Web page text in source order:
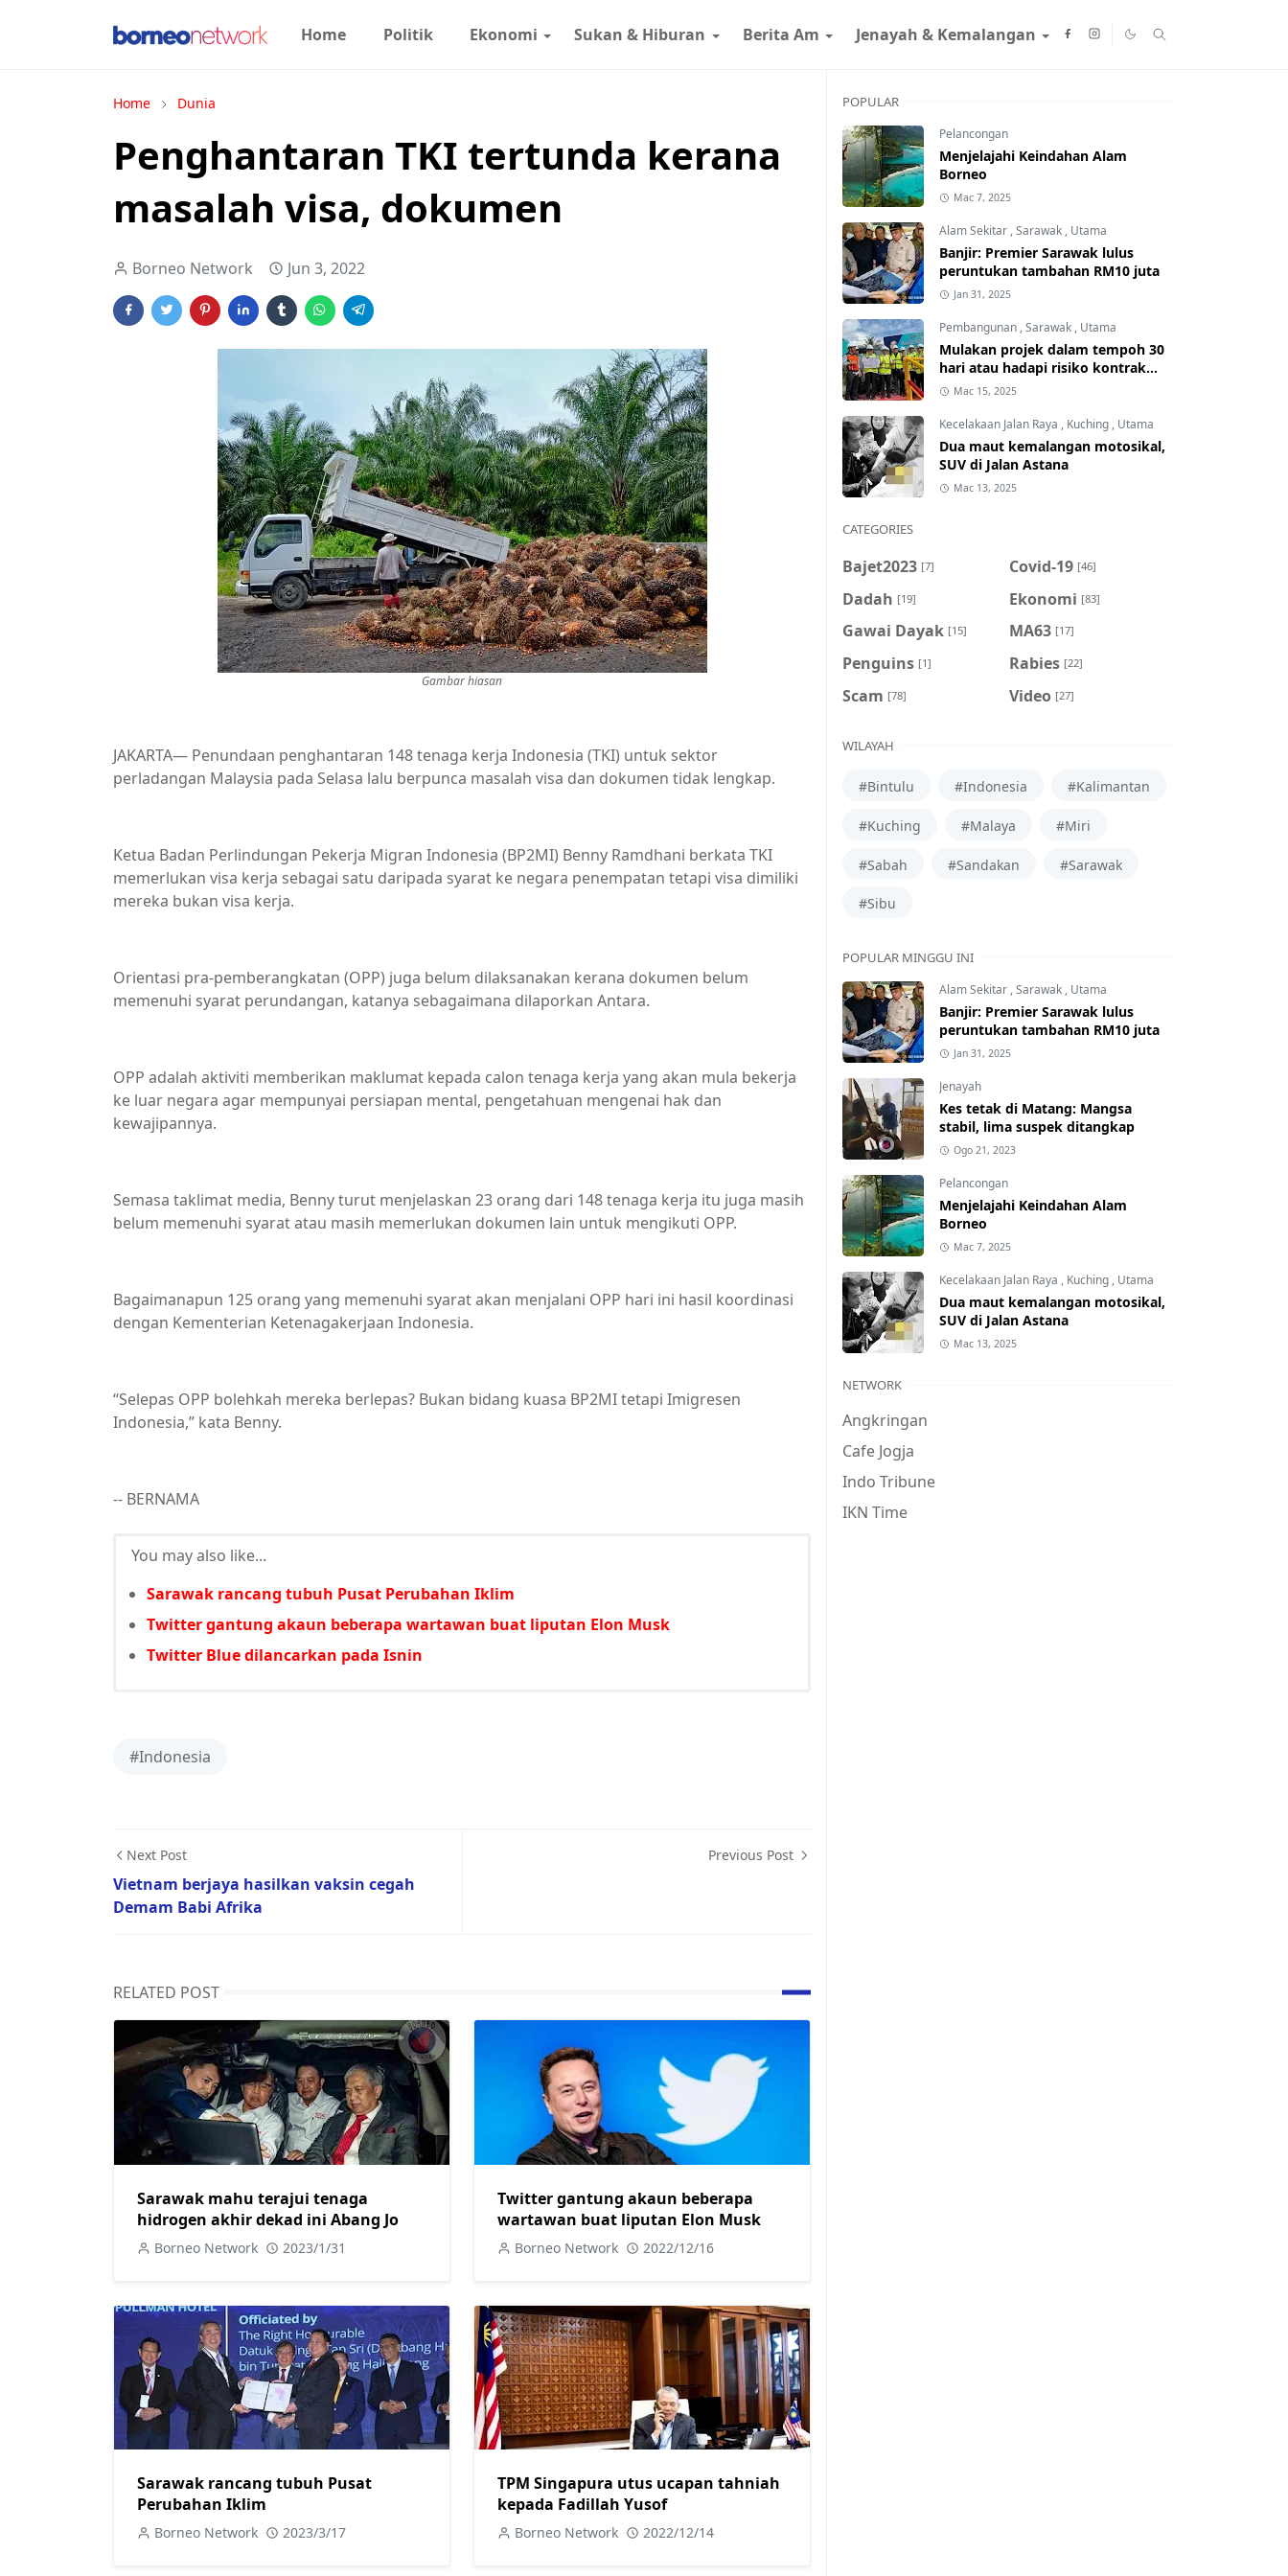
Home Politik Ekonomi Sukan & Hiburan Berita Am Jenayah & Kemalangan
Home Dunia
Penghantaran TKI tertunda kerana
masalah visa, dokumen
Borneo Network Jun 3, 2022
Gambar hiasan
JAKARTA— Penundaan penghantaran 148 tenaga kerja Indonesia (TKI) untuk sektor
perladangan Malaysia pada Selasa lalu berpunca masalah visa dan dokumen tidak lengkap.
Ketua Badan Perlindungan Pekerja Migran Indonesia (BP2MI) Benny Ramdhani berkata TKI
memerlukan visa kerja sebagai satu daripada syarat ke negara penempatan tetapi visa dimiliki
mereka bukan visa kerja.
Orientasi pra-pemberangkatan (OPP) juga belum dilaksanakan kerana dokumen belum
memenuhi syarat perundangan, katanya sebagaimana dilaporkan Antara.
OPP adalah aktiviti memberikan maklumat kepada calon tenaga kerja yang akan mula bekerja
ke luar negara agar mempunyai persiapan mental, pengetahuan mengenai hak dan
kewajipannya.
Semasa taklimat media, Benny turut menjelaskan 23 orang dari 148 tenaga kerja itu juga masih
belum memenuhi syarat atau masih memerlukan dokumen lain untuk mengikuti OPP.
Bagaimanapun 125 orang yang memenuhi syarat akan menjalani OPP hari ini hasil koordinasi
dengan Kementerian Ketenagakerjaan Indonesia.
“Selepas OPP bolehkah mereka berlepas? Bukan bidang kuasa BP2MI tetapi Imigresen
Indonesia,” kata Benny.
-- BERNAMA
You may also like...
Sarawak rancang tubuh Pusat Perubahan Iklim
Twitter gantung akaun beberapa wartawan buat liputan Elon Musk
Twitter Blue dilancarkan pada Isnin
#Indonesia
Next Post
Vietnam berjaya hasilkan vaksin cegah
Demam Babi Afrika
Previous Post
RELATED POST
Sarawak mahu terajui tenaga
hidrogen akhir dekad ini Abang Jo
Borneo Network 2023/1/31
Twitter gantung akaun beberapa
wartawan buat liputan Elon Musk
Borneo Network 2022/12/16
Sarawak rancang tubuh Pusat
Perubahan Iklim
Borneo Network 2023/3/17
TPM Singapura utus ucapan tahniah
kepada Fadillah Yusof
Borneo Network 2022/12/14
POPULAR
Pelancongan
Menjelajahi Keindahan Alam
Borneo
Mac 7, 2025
Alam Sekitar ,Sarawak , Utama
Banjir: Premier Sarawak lulus
peruntukan tambahan RM10 juta
Jan 31, 2025
Pembangunan ,Sarawak , Utama
Mulakan projek dalam tempoh 30
hari atau hadapi risiko kontrak
ditamatkan
Mac 15, 2025
Kecelakaan Jalan Raya , Kuching , Utama
Dua maut kemalangan motosikal,
SUV di Jalan Astana
Mac 13, 2025
CATEGORIES
Bajet2023 [7] Covid-19 [46]
Dadah [19] Ekonomi [83]
Gawai Dayak [15] MA63 [17]
Penguins [1] Rabies [22]
Scam [78] Video [27]
WILAYAH
#Bintulu #Indonesia #Kalimantan
#Kuching #Malaya #Miri
#Sabah #Sandakan #Sarawak
#Sibu
POPULAR MINGGU INI
Alam Sekitar ,Sarawak , Utama
Banjir: Premier Sarawak lulus
peruntukan tambahan RM10 juta
Jan 31, 2025
Jenayah
Kes tetak di Matang: Mangsa
stabil, lima suspek ditangkap
Ogo 21, 2023
Pelancongan
Menjelajahi Keindahan Alam
Borneo
Mac 7, 2025
Kecelakaan Jalan Raya , Kuching , Utama
Dua maut kemalangan motosikal,
SUV di Jalan Astana
Mac 13, 2025
NETWORK
Angkringan
Cafe Jogja
Indo Tribune
IKN Time